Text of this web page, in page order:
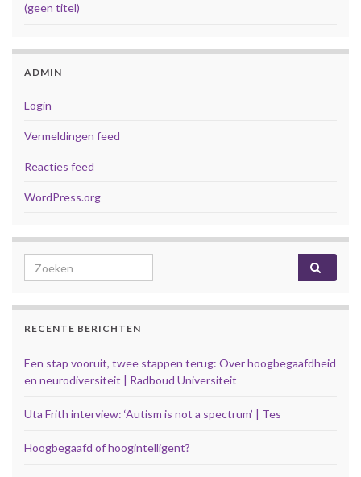
(geen titel)
ADMIN
Login
Vermeldingen feed
Reacties feed
WordPress.org
Search for:
RECENTE BERICHTEN
Een stap vooruit, twee stappen terug: Over hoogbegaafdheid
en neurodiversiteit | Radboud Universiteit
Uta Frith interview: ‘Autism is not a spectrum’ | Tes
Hoogbegaafd of hoogintelligent?